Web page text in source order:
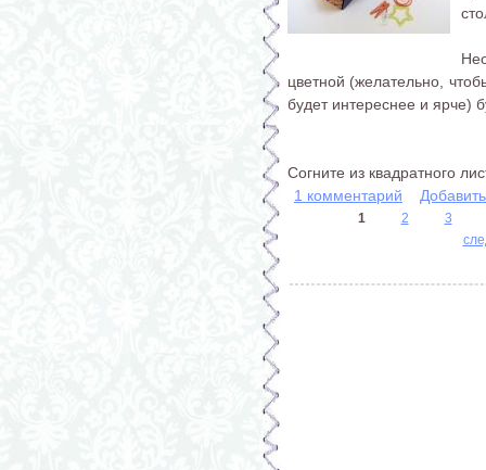
цветной (желательно,
будет интереснее и ярче)
Согните из квадратного
1 комментарий
1 2
3